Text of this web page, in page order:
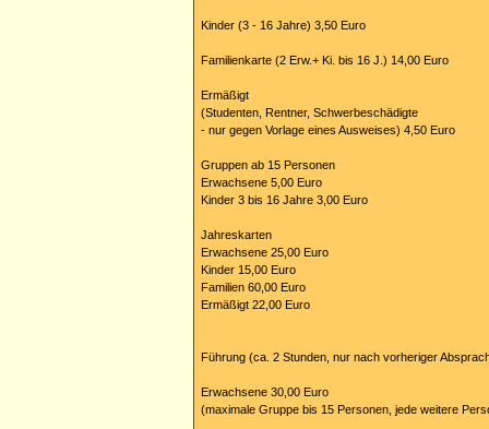
Kinder (3 - 16 Jahre) 3,50 Euro
Familienkarte (2 Erw.+ Ki. bis 16 J.) 14,00 Euro
Ermäßigt
(Studenten, Rentner, Schwerbeschädigte
- nur gegen Vorlage eines Ausweises) 4,50 Euro
Gruppen ab 15 Personen
Erwachsene 5,00 Euro
Kinder 3 bis 16 Jahre 3,00 Euro
Jahreskarten
Erwachsene 25,00 Euro
Kinder 15,00 Euro
Familien 60,00 Euro
Ermäßigt 22,00 Euro
Führung (ca. 2 Stunden, nur nach vorheriger
Erwachsene 30,00 Euro
(maximale Gruppe bis 15 Personen, jede weitere